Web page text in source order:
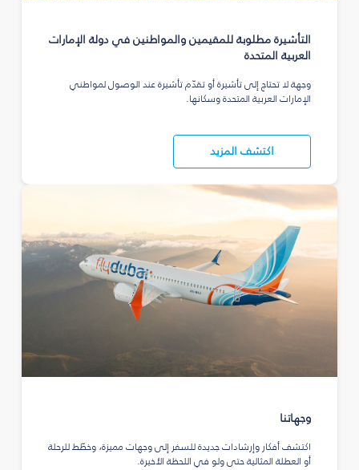
التأشيرة مطلوبة للمقيمين والمواطنين في دولة الإمارات
العربية المتحدة
وجهة لا تحتاج إلى تأشيرة أو تقدّم تأشيرة عند الوصول لمواطني
الإمارات العربية المتحدة وسكانها.
اكتشف المزيد
وجهاتنا
اكتشف أفكار وإرشادات جديدة للسفر إلى وجهات مميزة، وخطّط للرحلة
أو العطلة المثالية حتى ولو في اللحظة الأخيرة.